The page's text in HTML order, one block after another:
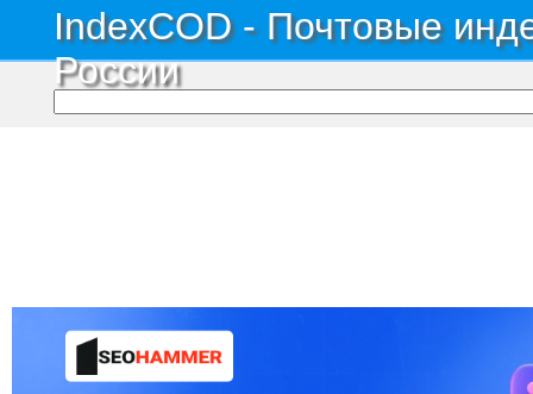
IndexCOD - Почтовые
России